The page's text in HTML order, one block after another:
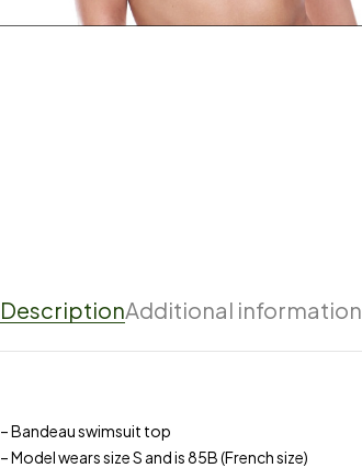
DescriptionAdditional information
– Bandeau swimsuit top
– Model wears size S and is 85B (French size)